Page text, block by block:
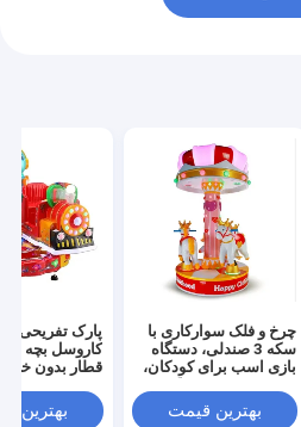
چرخ و فلک سوارکاری با
سکه 3 صندلی، دستگاه
بازی اسب برای کودکان،
سرعت چرخش
بهترین قیمت
پارک تفریحی
کاروسل بچه
قطار بدون خط
بهترین